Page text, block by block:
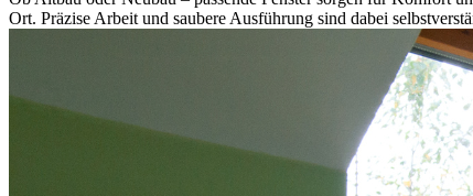
Ort. Präzise Arbeit und saubere Ausführung sind dabei